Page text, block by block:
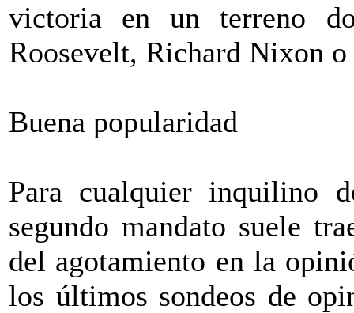
victoria en un terreno
Roosevelt, Richard Nixon
Buena popularidad
Para cualquier inquilino
segundo mandato suele
del agotamiento en la
los últimos sondeos de